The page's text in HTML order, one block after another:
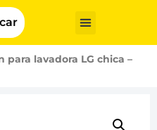
para lavadora LG chica –